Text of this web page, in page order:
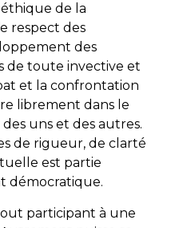
de la
respect des
des
de toute invective et
et la confrontation
librement dans le
uns et des autres.
de rigueur, de clarté
est partie
démocratique.
participant à une